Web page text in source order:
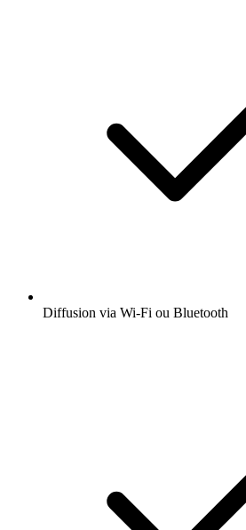
Diffusion via Wi-Fi ou Bluetooth